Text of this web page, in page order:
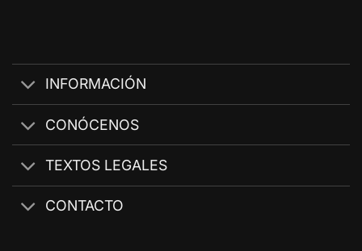
INFORMACIÓN
CONÓCENOS
TEXTOS LEGALES
CONTACTO